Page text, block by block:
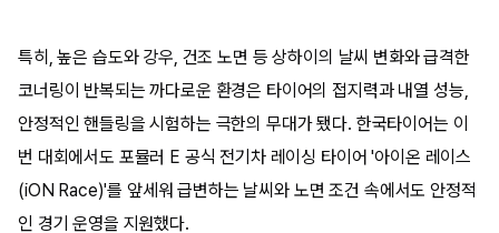
특히, 높은 습도와 강우, 건조 노면 등 상하이의 날씨 변화와 급격한
코너링이 반복되는 까다로운 환경은 타이어의 접지력과 내열 성능,
안정적인 핸들링을 시험하는 극한의 무대가 됐다. 한국타이어는 이
번 대회에서도 포뮬러 E 공식 전기차 레이싱 타이어 '아이온 레이스
(iON Race)'를 앞세워 급변하는 날씨와 노면 조건 속에서도 안정적
인 경기 운영을 지원했다.